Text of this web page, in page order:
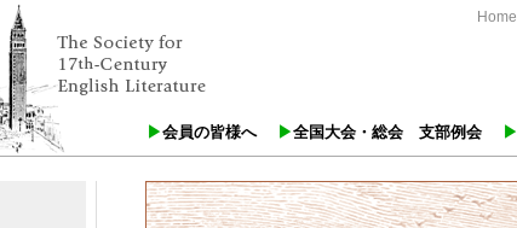
Home
会員の皆様へ 全国大会・総会 支部例会